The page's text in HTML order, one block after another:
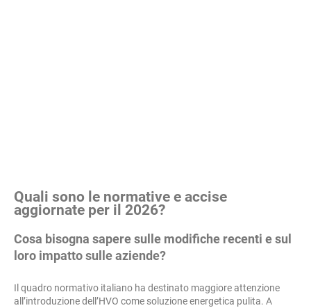
Quali sono le normative e accise
aggiornate per il 2026?
Cosa bisogna sapere sulle modifiche recenti e sul
loro impatto sulle aziende?
Il quadro normativo italiano ha destinato maggiore attenzione
all’introduzione dell’HVO come soluzione energetica pulita. A